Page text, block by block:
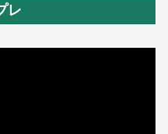
レ